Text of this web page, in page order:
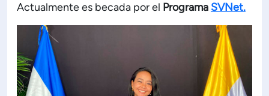
Actualmente es becada por el Programa SVNet.